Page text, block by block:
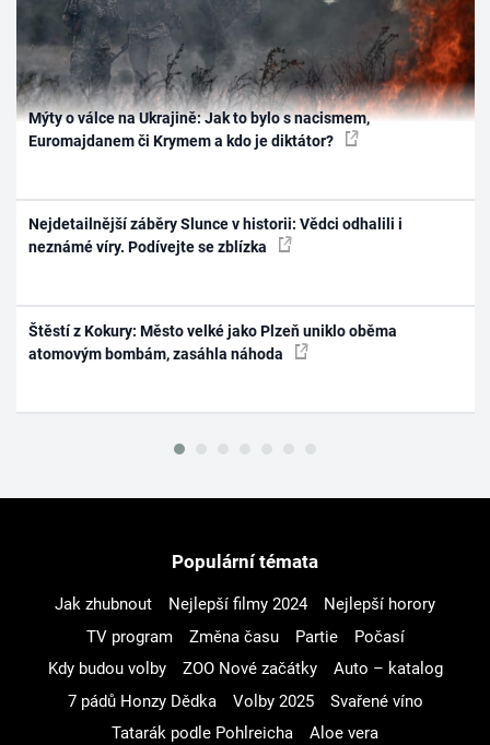
Mýty o válce na Ukrajině: Jak to bylo s nacismem,
Euromajdanem či Krymem a kdo je diktátor?
Nejdetailnější záběry Slunce v historii: Vědci odhalili i
neznámé víry. Podívejte se zblízka
Štěstí z Kokury: Město velké jako Plzeň uniklo oběma
atomovým bombám, zasáhla náhoda
Populární témata
Jak zhubnout Nejlepší filmy 2024
Nejlepší horory
TV program
Změna času Partie
Počasí
Kdy budou volby
ZOO Nové začátky
Auto – katalog
7 pádů Honzy Dědka
Volby 2025
Svařené víno
Tatarák podle Pohlreicha
Aloe vera